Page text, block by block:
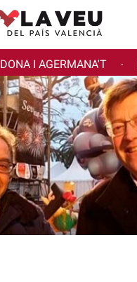
DONA I AGERMANA'T ·